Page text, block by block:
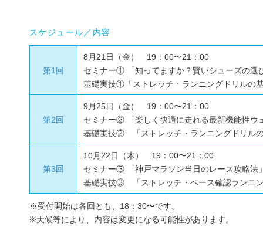
スケジュール／内容
第1回
8月21日（金） 19：00〜21：00
セミナー① 「知ってますか？賢いシューズの選
基礎実技①「ストレッチ・ランニングドリルの
第2回
9月25日（金） 19：00〜21：00
セミナー② 「楽しく快適に走れる最新機能性ウ
基礎実技② 「ストレッチ・ランニングドリル
第3回
10月22日（木） 19：00〜21：00
セミナー③ 「神戸マラソン当日のレース攻略法
基礎実技③ 「ストレッチ・ペース確認ランニ
※受付開始は各回とも、18：30〜です。
※天候等により、内容は変更になる可能性があります。